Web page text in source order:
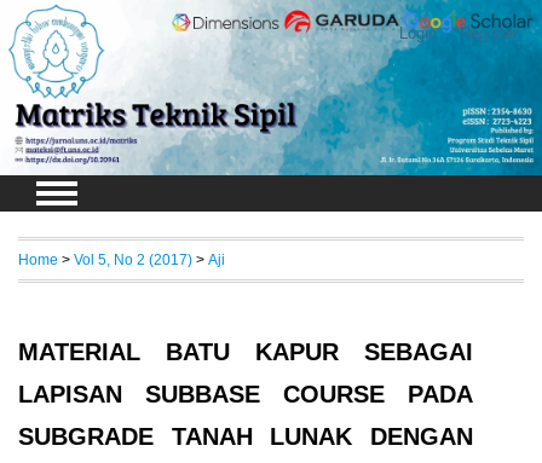
Login Register
Home > Vol 5, No 2 (2017) > Aji
MATERIAL BATU KAPUR SEBAGAI
LAPISAN SUBBASE COURSE PADA
SUBGRADE TANAH LUNAK DENGAN